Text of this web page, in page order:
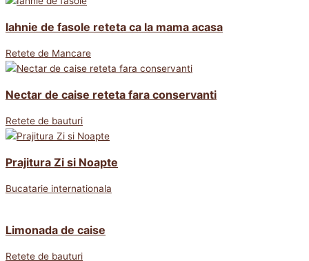
Iahnie de fasole reteta ca la mama acasa
Retete de Mancare
Nectar de caise reteta fara conservanti
Retete de bauturi
Prajitura Zi si Noapte
Bucatarie internationala
Limonada de caise
Retete de bauturi